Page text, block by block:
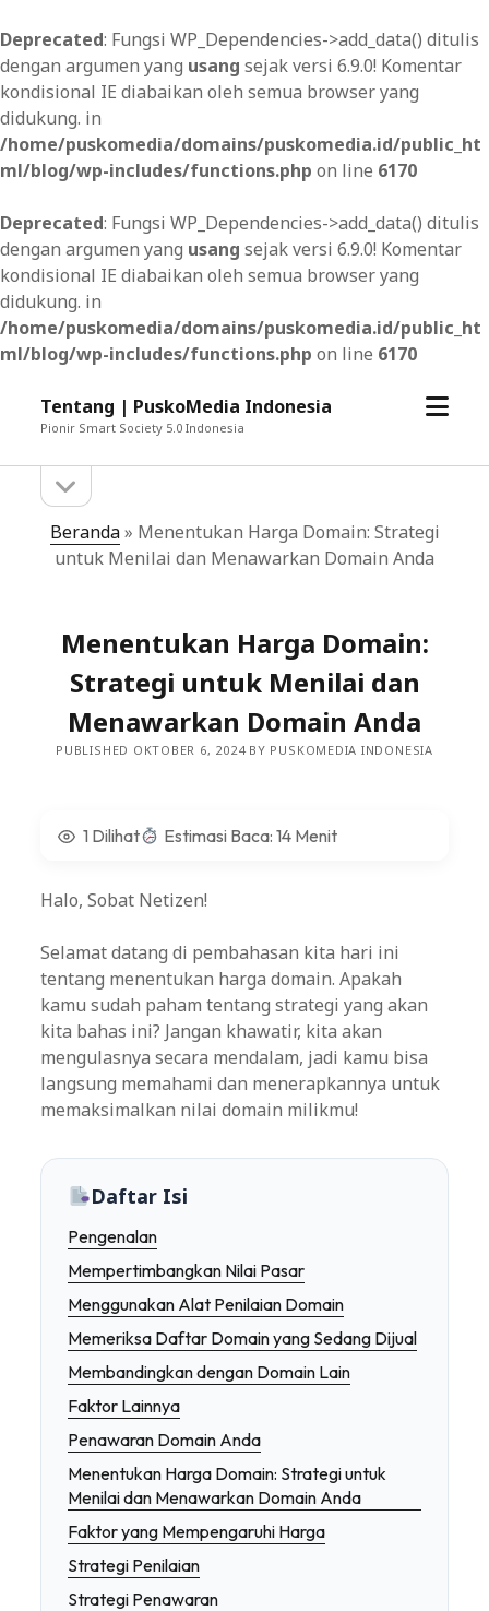
Deprecated: Fungsi WP_Dependencies->add_data() ditulis
dengan argumen yang usang sejak versi 6.9.0! Komentar
kondisional IE diabaikan oleh semua browser yang
didukung. in
/home/puskomedia/domains/puskomedia.id/public_ht
ml/blog/wp-includes/functions.php on line 6170
Deprecated: Fungsi WP_Dependencies->add_data() ditulis
dengan argumen yang usang sejak versi 6.9.0! Komentar
kondisional IE diabaikan oleh semua browser yang
didukung. in
/home/puskomedia/domains/puskomedia.id/public_ht
ml/blog/wp-includes/functions.php on line 6170
Tentang | PuskoMedia Indonesia
Pionir Smart Society 5.0 Indonesia
open
Sidebarsidebar
Beranda» Menentukan Harga Domain: Strategi
untuk Menilai dan Menawarkan Domain Anda
Menentukan Harga Domain:
Strategi untuk Menilai dan
Menawarkan Domain Anda
PUBLISHED OKTOBER 6, 2024 BY PUSKOMEDIA INDONESIA
1 Dilihat Estimasi Baca: 14 Menit
Halo, Sobat Netizen!
Selamat datang di pembahasan kita hari ini
tentang menentukan harga domain. Apakah
kamu sudah paham tentang strategi yang akan
kita bahas ini? Jangan khawatir, kita akan
mengulasnya secara mendalam, jadi kamu bisa
langsung memahami dan menerapkannya untuk
memaksimalkan nilai domain milikmu!
Daftar Isi
Pengenalan
Mempertimbangkan Nilai Pasar
Menggunakan Alat Penilaian Domain
Memeriksa Daftar Domain yang Sedang Dijual
Membandingkan dengan Domain Lain
Faktor Lainnya
Penawaran Domain Anda
Menentukan Harga Domain: Strategi untuk
Menilai dan Menawarkan Domain Anda
Faktor yang Mempengaruhi Harga
Strategi Penilaian
Strategi Penawaran